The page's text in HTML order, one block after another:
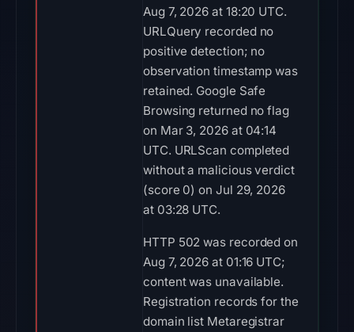
Aug 7, 2026 at 18:20 UTC.
URLQuery recorded no
positive detection; no
observation timestamp was
retained. Google Safe
Browsing returned no flag
on Mar 3, 2026 at 04:14
UTC. URLScan completed
without a malicious verdict
(score 0) on Jul 29, 2026
at 03:28 UTC.
HTTP 502 was recorded on
Aug 7, 2026 at 01:16 UTC;
content was unavailable.
Registration records for the
domain list Metaregistrar